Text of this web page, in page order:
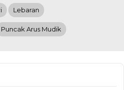
Lebaran
Puncak Arus Mudik